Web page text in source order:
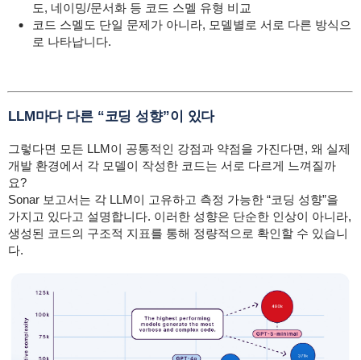
도, 네이밍/문서화 등 코드 스멜 유형 비교
코드 스멜도 단일 문제가 아니라, 모델별로 서로 다른 방식으
로 나타납니다.
LLM마다 다른 “코딩 성향”이 있다
그렇다면 모든 LLM이 공통적인 강점과 약점을 가진다면, 왜 실제
개발 환경에서 각 모델이 작성한 코드는 서로 다르게 느껴질까
요?
Sonar 보고서는 각 LLM이 고유하고 측정 가능한 “코딩 성향”을
가지고 있다고 설명합니다. 이러한 성향은 단순한 인상이 아니라,
생성된 코드의 구조적 지표를 통해 정량적으로 확인할 수 있습니
다.